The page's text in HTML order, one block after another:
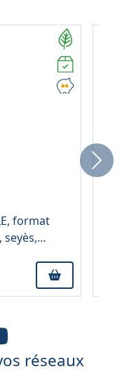
format
seyès,
Next
réseaux